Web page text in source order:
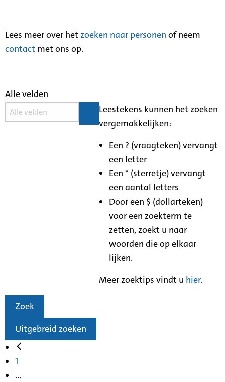
Lees meer over het zoeken naar personen of neem
contact met ons op.
Alle velden
Leestekens kunnen het zoeken
vergemakkelijken:
Een ? (vraagteken) vervangt
een letter
Een * (sterretje) vervangt
een aantal letters
Door een $ (dollarteken)
voor een zoekterm te
zetten, zoekt u naar
woorden die op elkaar
lijken.
Meer zoektips vindt u hier.
Zoek
Uitgebreid zoeken
1
...